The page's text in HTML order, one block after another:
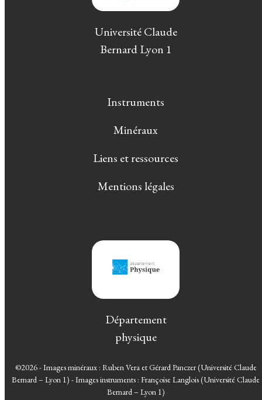
Université Claude
Bernard Lyon 1
Instruments
Minéraux
Liens et ressources
Mentions légales
Département
physique
©2026 - Images minéraux : Ruben Vera et Gérard Panczer (Université Claude
Bernard – Lyon 1) - Images instruments : Françoise Langlois (Université Claude
Bernard – Lyon 1)